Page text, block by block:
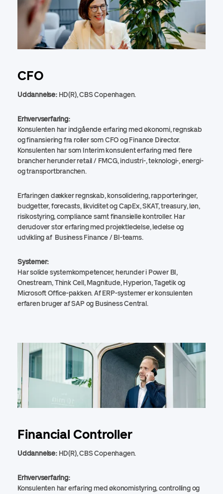
CFO
Uddannelse: HD(R), CBS Copenhagen.
Erhvervserfaring:
Konsulenten har indgående erfaring med økonomi, regnskab
og finansiering fra roller som CFO og Finance Director.
Konsulenten har som Interim konsulent erfaring med flere
brancher herunder retail / FMCG, industri-, teknologi-, energi-
og transportbranchen.
Erfaringen dækker regnskab, konsolidering, rapporteringer,
budgetter, forecasts, likviditet og CapEx, SKAT, treasury, løn,
risikostyring, compliance samt finansielle kontroller. Har
derudover stor erfaring med projektledelse, ledelse og
udvikling af Business Finance / BI-teams.
Systemer:
Har solide systemkompetencer, herunder i Power BI,
Onestream, Think Cell, Magnitude, Hyperion, Tagetik og
Microsoft Office-pakken. Af ERP-systemer er konsulenten
erfaren bruger af SAP og Business Central.
Financial Controller
Uddannelse: HD(R), CBS Copenhagen.
Erhvervserfaring:
Konsulenten har erfaring med økonomistyring, controlling og